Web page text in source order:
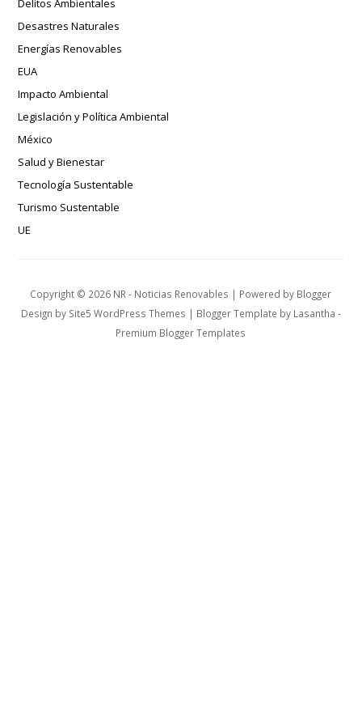
Delitos Ambientales
Desastres Naturales
Energías Renovables
EUA
Impacto Ambiental
Legislación y Política Ambiental
México
Salud y Bienestar
Tecnología Sustentable
Turismo Sustentable
UE
Copyright © 2026 NR - Noticias Renovables | Powered by Blogger
Design by Site5 WordPress Themes | Blogger Template by Lasantha -
Premium Blogger Templates